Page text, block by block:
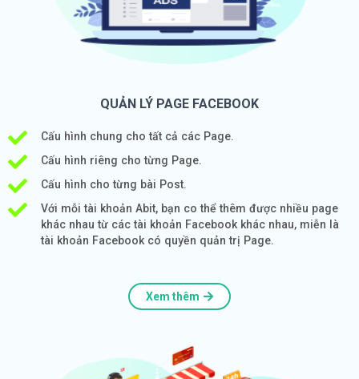
QUẢN LÝ PAGE FACEBOOK
Cấu hình chung cho tất cả các Page.
Cấu hình riêng cho từng Page.
Cấu hình cho từng bài Post.
Với mỗi tài khoản Abit, bạn co thể thêm được nhiều page
khác nhau từ các tài khoản Facebook khác nhau, miễn là
tài khoản Facebook có quyền quản trị Page.
Xem thêm